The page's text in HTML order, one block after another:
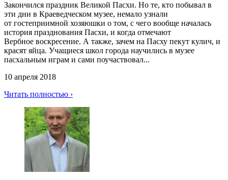
Закончился праздник Великой Пасхи. Но те, кто побывал в
эти дни в Краеведческом музее, немало узнали
от гостеприимной хозяюшки о том, с чего вообще началась
история празднования Пасхи, и когда отмечают
Вербное воскресение. А также, зачем на Пасху пекут кулич, и
красят яйца. Учащиеся школ города научились в музее
пасхальным играм и сами поучаствовал...
10 апреля 2018
Читать полностью ›